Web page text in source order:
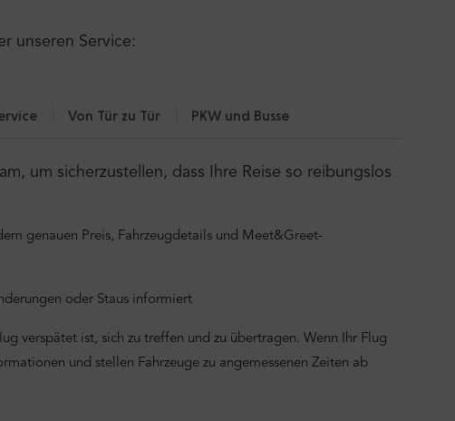
unseren Service:
Von Tür zu Tür PKW und Busse
um sicherzustellen, dass Ihre Reise so reibungslos
genauen Preis, Fahrzeugdetails und Meet&Greet-
oder Staus informiert
verspätet ist, sich zu treffen und zu übertragen. Wenn Ihr Flug
und stellen Fahrzeuge zu angemessenen Zeiten ab